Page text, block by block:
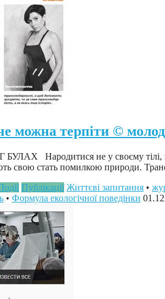
можна терпіти ©
Народитися не у своєму тілі, не
свою стать помилкою природи.
Публікації Життєві запитання •
• Формула екологічної поведінки